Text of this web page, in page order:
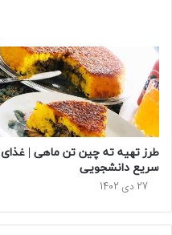
طرز تهیه ته چین تن ماهی | غذای
سریع دانشجویی
27 دی 1402